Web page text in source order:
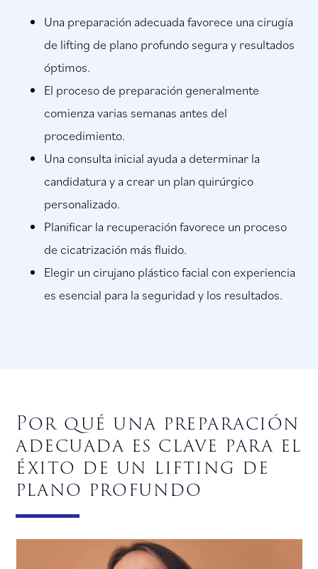
Una preparación adecuada favorece una cirugía
de lifting de plano profundo segura y resultados
óptimos.
El proceso de preparación generalmente
comienza varias semanas antes del
procedimiento.
Una consulta inicial ayuda a determinar la
candidatura y a crear un plan quirúrgico
personalizado.
Planificar la recuperación favorece un proceso
de cicatrización más fluido.
Elegir un cirujano plástico facial con experiencia
es esencial para la seguridad y los resultados.
Por qué una preparación
adecuada es clave para el
éxito de un lifting de
plano profundo